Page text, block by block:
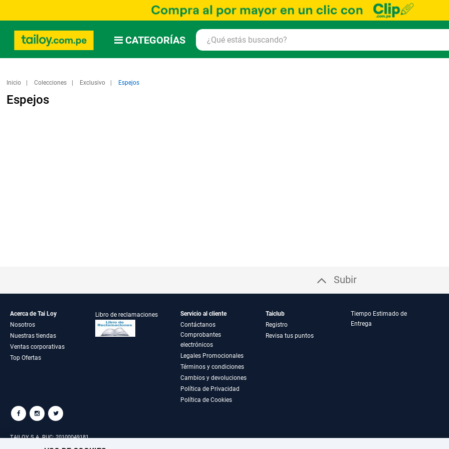
CATEGORÍAS
Inicio Colecciones Exclusivo Espejos
Espejos
Subir
Acerca de Tai Loy
Nosotros
Nuestras tiendas
Ventas corporativas
Top Ofertas
Libro de reclamaciones
Servicio al cliente
Contáctanos
Comprobantes
electrónicos
Legales Promocionales
Términos y condiciones
Cambios y devoluciones
Política de Privacidad
Política de Cookies
Taiclub
Registro
Revisa tus puntos
Tiempo Estimado de
Entrega
TAILOY S.A. RUC: 20100049181